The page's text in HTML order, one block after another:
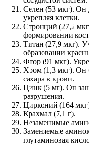
Селен (53 мкг). Он
укрепляя клетки.
Стронций (27,2
формировании
Титан (27,9 мкг).
образовании
Фтор (91 мкг).
Хром (1,3 мкг). Он
сахара в крови.
Цинк (5 мг). Он
разрушения.
Цирконий (164
Крахмал (7,1 г).
Незаменимые
Заменяемые
глутаминовая